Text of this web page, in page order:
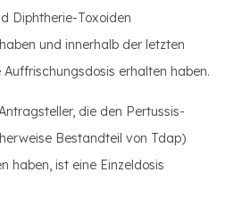
Diphtherie-Toxoiden
und innerhalb der letzten
Auffrischungsdosis erhalten haben.
die den Pertussis-
Bestandteil von Tdap)
haben, ist eine Einzeldosis